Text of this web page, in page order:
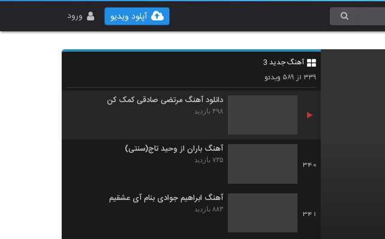
ورود آپلود ویدیو
آهنگ جدید 3
۳۳۹از ۵۸۹ ویدئو
338
آهنگ پدرام پالیز بنام باران
دانلود آهنگ مرتضی صادقی کمک کن
۴۹۸ بازدید
340
آهنگ باران از وحید تاج(سنتی)
۷۳۵ بازدید
341
آهنگ ابراهیم جوادی بنام آی عشقیم
۸۸۳ بازدید